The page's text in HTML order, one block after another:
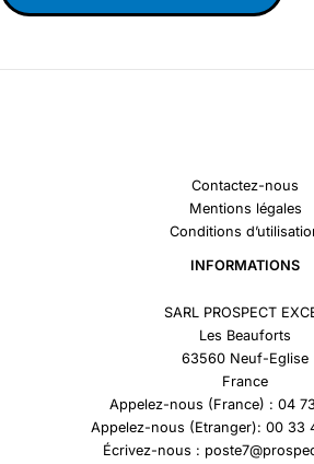
Contactez-nous
Mentions légales
Conditions
INFORMATIONS
SARL PROSPECT
Les Beauforts
63560 Neuf-Eglise
France
Appelez-nous (France) : 04
Appelez-nous (Etranger): 00 33
Écrivez-nous :